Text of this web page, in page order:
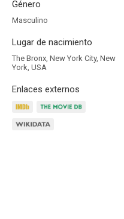
Género
Masculino
Lugar de nacimiento
The Bronx, New York City, New
York, USA
Enlaces externos